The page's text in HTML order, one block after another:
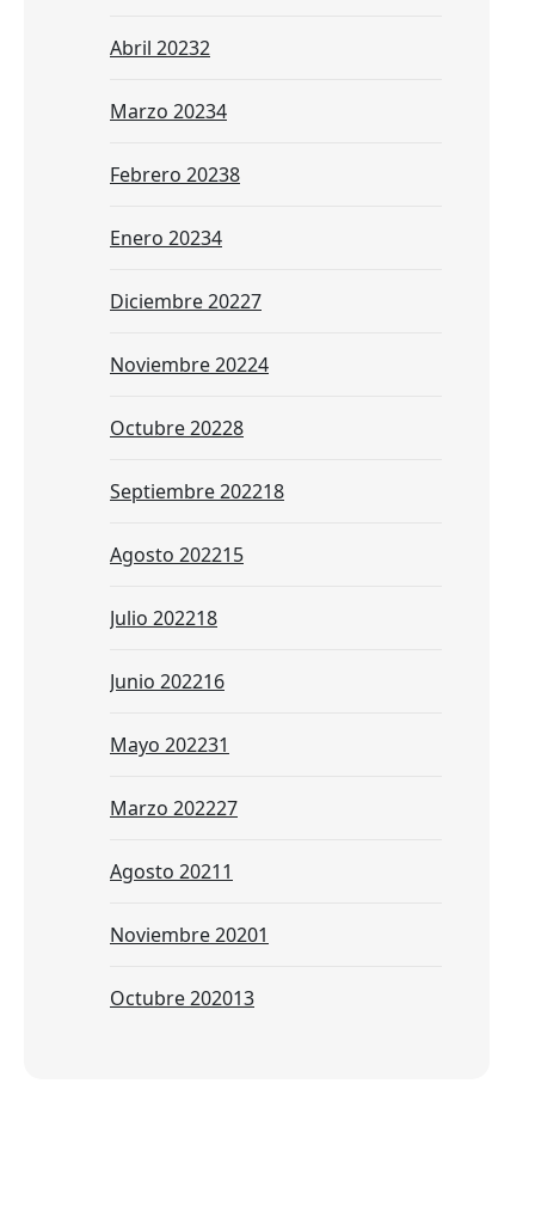
Abril 20232
Marzo 20234
Febrero 20238
Enero 20234
Diciembre 20227
Noviembre 20224
Octubre 20228
Septiembre 202218
Agosto 202215
Julio 202218
Junio 202216
Mayo 202231
Marzo 202227
Agosto 20211
Noviembre 20201
Octubre 202013